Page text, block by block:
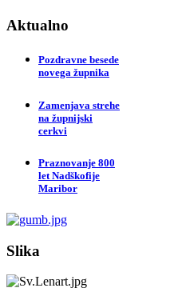
Aktualno
Pozdravne besede
novega župnika
Zamenjava strehe
na župnijski
cerkvi
Praznovanje 800
let Nadškofije
Maribor
Slika